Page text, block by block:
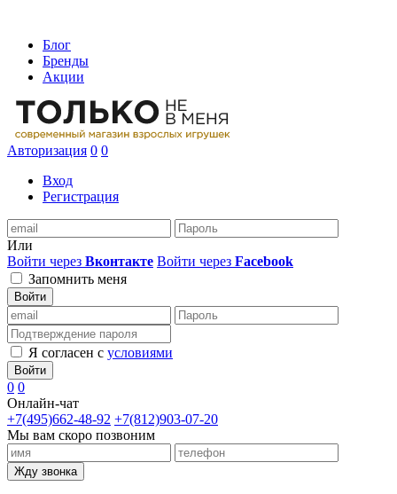
Блог
Бренды
Акции
Авторизация 0 0
Вход
Регистрация
Или
Войти через Вконтакте Войти через Facebook
Запомнить меня
Войти
Я согласен с условиями
Войти
0 0
Онлайн-чат
+7(495)662-48-92 +7(812)903-07-20
Мы вам скоро позвоним
Жду звонка